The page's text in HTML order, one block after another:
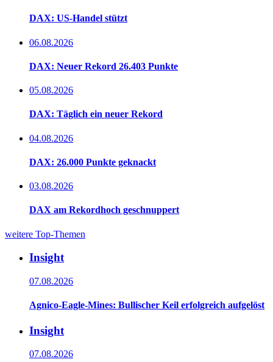
DAX: US-Handel stützt
06.08.2026
DAX: Neuer Rekord 26.403 Punkte
05.08.2026
DAX: Täglich ein neuer Rekord
04.08.2026
DAX: 26.000 Punkte geknackt
03.08.2026
DAX am Rekordhoch geschnuppert
weitere Top-Themen
Insight
07.08.2026
Agnico-Eagle-Mines: Bullischer Keil erfolgreich aufgelöst
Insight
07.08.2026